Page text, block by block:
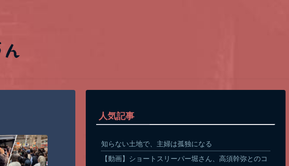
人気記事
知らない土地で、主婦は孤独になる
【動画】ショートスリーパー堀さん、高須幹弥とのコ